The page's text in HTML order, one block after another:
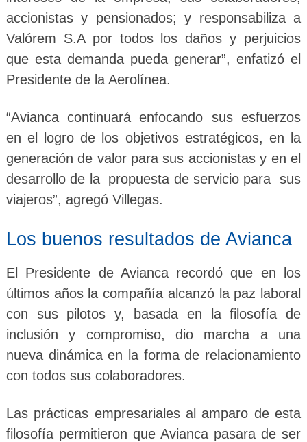
accionistas y pensionados; y responsabiliza a
Valórem S.A por todos los daños y perjuicios
que esta demanda pueda generar”, enfatizó el
Presidente de la Aerolínea.
“Avianca continuará enfocando sus esfuerzos
en el logro de los objetivos estratégicos, en la
generación de valor para sus accionistas y en el
desarrollo de la propuesta de servicio para sus
viajeros”, agregó Villegas.
Los buenos resultados de Avianca
El Presidente de Avianca recordó que en los
últimos años la compañía alcanzó la paz laboral
con sus pilotos y, basada en la filosofía de
inclusión y compromiso, dio marcha a una
nueva dinámica en la forma de relacionamiento
con todos sus colaboradores.
Las prácticas empresariales al amparo de esta
filosofía permitieron que Avianca pasara de ser